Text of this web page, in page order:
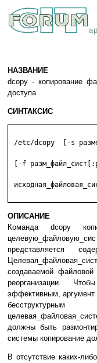
НАЗВАНИЕ
dcopy - копирование
доступа
СИНТАКСИС
/etc/dcopy  [-s
[-f
ОПИСАНИЕ
Команда dcopy
представляется
создаваемой
реорганизации.
эффективным,
должны быть
системы копирование
В отсутствие каких-